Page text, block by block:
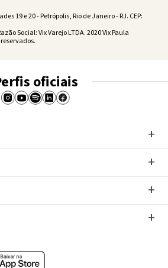
19 e 20 - Petrópolis, Rio de Janeiro - RJ. CEP:
Social: Vix Varejo LTDA. 2020 Vix Paula
oficiais
+
+
+
+